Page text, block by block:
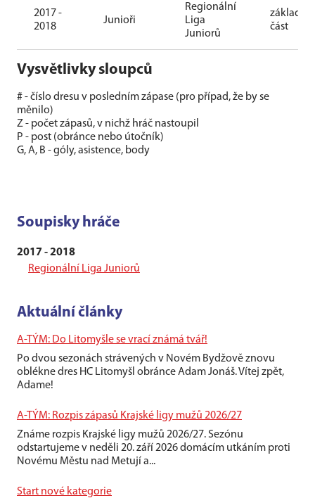
2017 -
2018
Junioři
Regionální
Liga
Juniorů
základní
část
Vysvětlivky sloupců
# - číslo dresu v posledním zápase (pro případ, že by se
měnilo)
Z - počet zápasů, v nichž hráč nastoupil
P - post (obránce nebo útočník)
G, A, B - góly, asistence, body
Soupisky hráče
2017 - 2018
Regionální Liga Juniorů
Aktuální články
A-TÝM: Do Litomyšle se vrací známá tvář!
Po dvou sezonách strávených v Novém Bydžově znovu
oblékne dres HC Litomyšl obránce Adam Jonáš. Vítej zpět,
Adame!
A-TÝM: Rozpis zápasů Krajské ligy mužů 2026/27
Známe rozpis Krajské ligy mužů 2026/27. Sezónu
odstartujeme v neděli 20. září 2026 domácím utkáním proti
Novému Městu nad Metují a...
Start nové kategorie